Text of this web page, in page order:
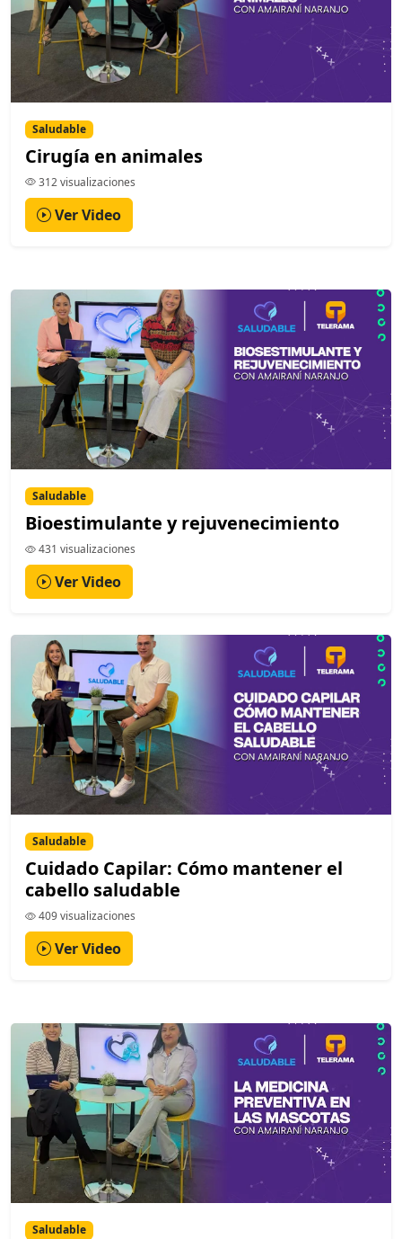
Saludable
Cirugía en animales
312 visualizaciones
Ver Video
Saludable
Bioestimulante y rejuvenecimiento
431 visualizaciones
Ver Video
Saludable
Cuidado Capilar: Cómo mantener el
cabello saludable
409 visualizaciones
Ver Video
Saludable